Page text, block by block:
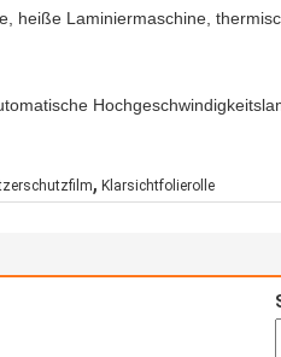
heiße Laminiermaschine,
, Klarsichtfolierolle